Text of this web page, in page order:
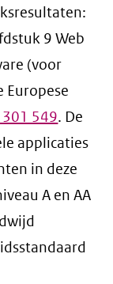
9 Web
(voor
Europese
301 549. De
applicaties
in deze
A en AA